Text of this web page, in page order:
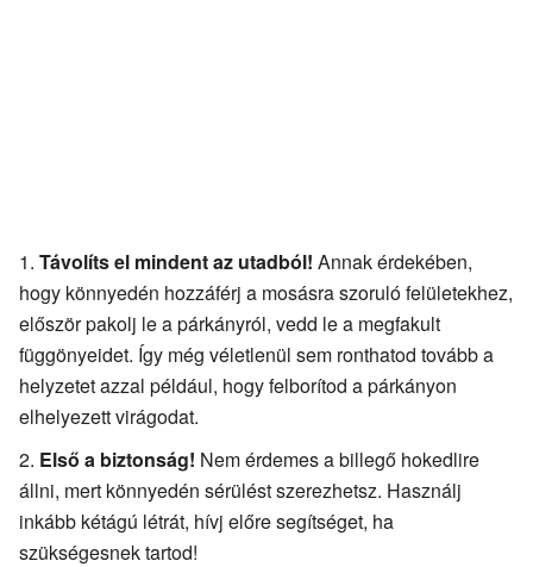
Távolíts el mindent az utadból! Annak érdekében,
hogy könnyedén hozzáférj a mosásra szoruló felületekhez,
először pakolj le a párkányról, vedd le a megfakult
függönyeidet. Így még véletlenül sem ronthatod tovább a
helyzetet azzal például, hogy felborítod a párkányon
elhelyezett virágodat.
Első a biztonság! Nem érdemes a billegő hokedlire
állni, mert könnyedén sérülést szerezhetsz. Használj
inkább kétágú létrát, hívj előre segítséget, ha
szükségesnek tartod!